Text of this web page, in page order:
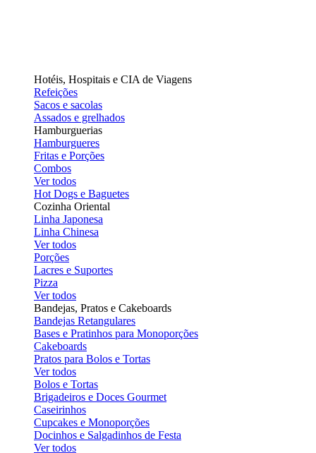
Hotéis, Hospitais e CIA de Viagens
Refeições
Sacos e sacolas
Assados e grelhados
Hamburguerias
Hamburgueres
Fritas e Porções
Combos
Ver todos
Hot Dogs e Baguetes
Cozinha Oriental
Linha Japonesa
Linha Chinesa
Ver todos
Porções
Lacres e Suportes
Pizza
Ver todos
Bandejas, Pratos e Cakeboards
Bandejas Retangulares
Bases e Pratinhos para Monoporções
Cakeboards
Pratos para Bolos e Tortas
Ver todos
Bolos e Tortas
Brigadeiros e Doces Gourmet
Caseirinhos
Cupcakes e Monoporções
Docinhos e Salgadinhos de Festa
Ver todos